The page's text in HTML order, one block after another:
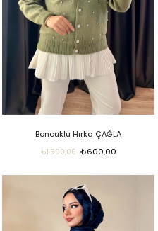
Boncuklu Hırka ÇAĞLA
₺600,00
₺1.500,00